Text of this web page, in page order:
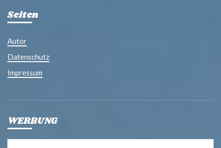
Seiten
Autor
Datenschutz
Impressum
WERBUNG